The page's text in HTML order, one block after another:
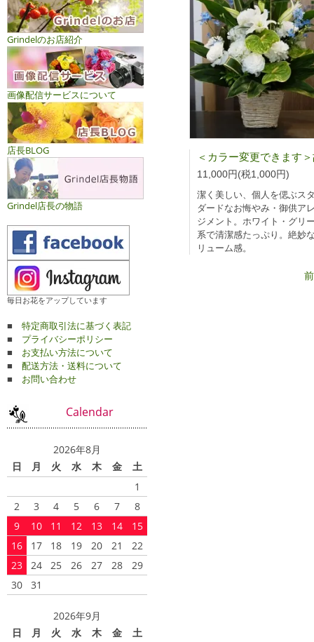
11,000円(税1,000円)
潔く美しい、個人を偲ぶス
ダードなお悔やみ・御供ア
ジメント。ホワイト・グリ
系で清潔感たっぷり。絶妙
リューム感。
Grindelのお店紹介
画像配信サービスについて
店長BLOG
Grindel店長の物語
毎日お花をアップしています
■ 特定商取引法に基づく表記
■ プライバシーポリシー
■ お支払い方法について
■ 配送方法・送料について
■ お問い合わせ
Calendar
2026年8月
日
月 火 水 木 金
土
1
2
3 4 5 6 7
8
9
10 11 12 13 14
15
16
17 18 19 20 21
22
23
24 25 26 27 28
29
30
31
2026年9月
日
月 火 水 木 金 土